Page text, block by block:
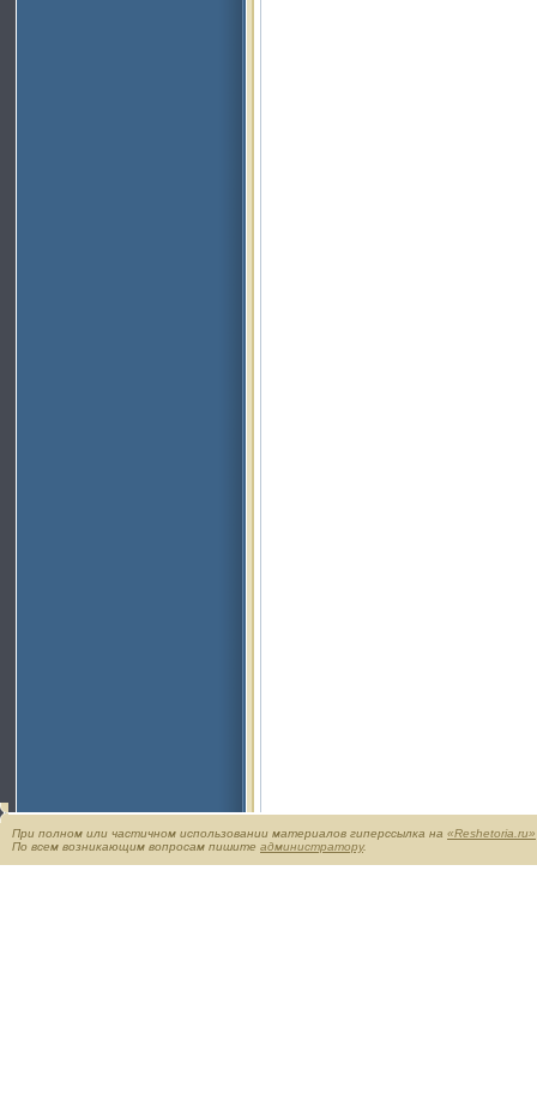
При полном или частичном использовании материалов гиперссылка на «Reshetoria.ru»
По всем возникающим вопросам пишите администратору.